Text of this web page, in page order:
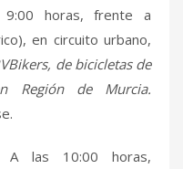
horas, frente a
en circuito urbano,
de bicicletas de
Región de Murcia.
A las 10:00 horas,